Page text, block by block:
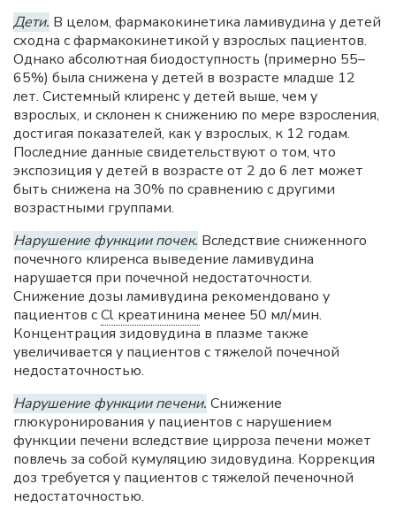
Дети. В целом, фармакокинетика ламивудина у детей
сходна с фармакокинетикой у взрослых пациентов.
Однако абсолютная биодоступность (примерно 55–
65%) была снижена у детей в возрасте младше 12
лет. Системный клиренс у детей выше, чем у
взрослых, и склонен к снижению по мере взросления,
достигая показателей, как у взрослых, к 12 годам.
Последние данные свидетельствуют о том, что
экспозиция у детей в возрасте от 2 до 6 лет может
быть снижена на 30% по сравнению с другими
возрастными группами.
Нарушение функции почек. Вследствие сниженного
почечного клиренса выведение ламивудина
нарушается при почечной недостаточности.
Снижение дозы ламивудина рекомендовано у
пациентов сCl креатинина менее 50 мл/мин.
Концентрация зидовудина в плазме также
увеличивается у пациентов с тяжелой почечной
недостаточностью.
Нарушение функции печени. Снижение
глюкуронирования у пациентов с нарушением
функции печени вследствие цирроза печени может
повлечь за собой кумуляцию зидовудина. Коррекция
доз требуется у пациентов с тяжелой печеночной
недостаточностью.